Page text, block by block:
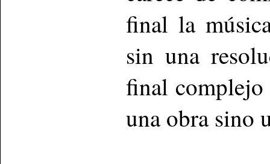
final la
sin una
final
una obra sino